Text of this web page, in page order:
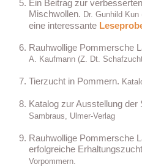
Ein Beitrag zur
Mischwollen. Dr. Gunhild
eine interessante
Rauhwollige Pommersche
A. Kaufmann (Z. Dt.
Tierzucht in Pommern.
Katalog zur Ausstellung
Sambraus, Ulmer-Verlag
Rauhwollige Pommersche
erfolgreiche
Vorpommern.